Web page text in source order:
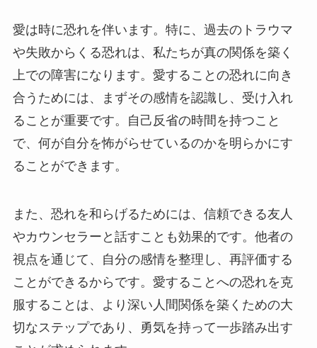
愛は時に恐れを伴います。特に、過去のトラウマ
や失敗からくる恐れは、私たちが真の関係を築く
上での障害になります。愛することの恐れに向き
合うためには、まずその感情を認識し、受け入れ
ることが重要です。自己反省の時間を持つこと
で、何が自分を怖がらせているのかを明らかにす
ることができます。
また、恐れを和らげるためには、信頼できる友人
やカウンセラーと話すことも効果的です。他者の
視点を通じて、自分の感情を整理し、再評価する
ことができるからです。愛することへの恐れを克
服することは、より深い人間関係を築くための大
切なステップであり、勇気を持って一歩踏み出す